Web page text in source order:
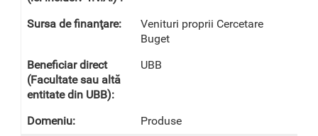
Venituri proprii Cercetare
Buget
UBB
Produse